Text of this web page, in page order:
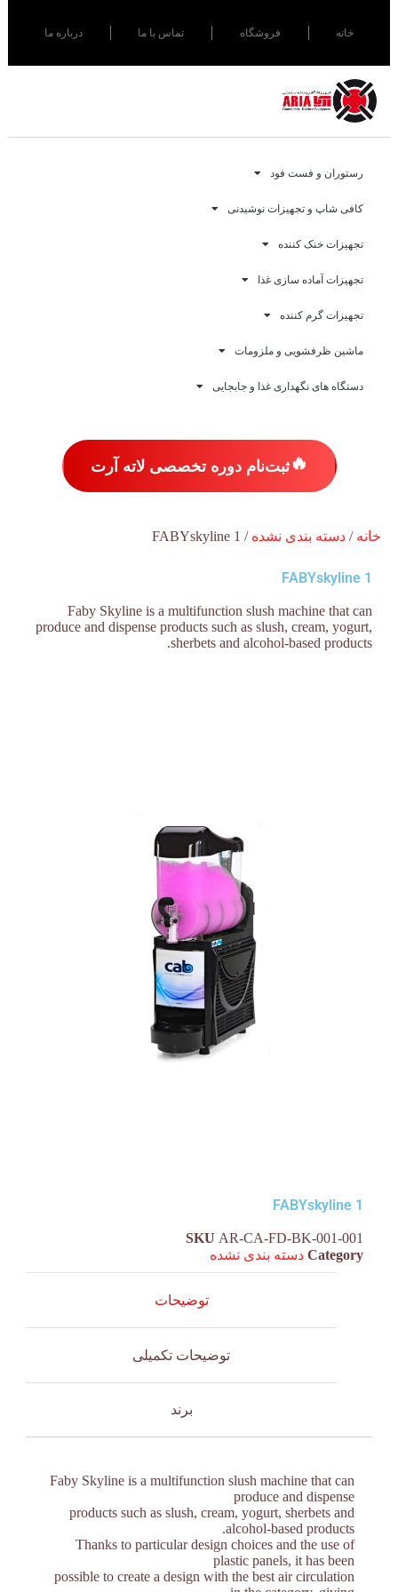
خانه فروشگاه تماس با ما درباره ما
رستوران و فست فود
کافی شاپ و تجهیزات نوشیدنی
تجهیزات خنک کننده
تجهیزات آماده سازی غذا
تجهیزات گرم کننده
ماشین ظرفشویی و ملزومات
دستگاه های نگهداری غذا و جابجایی
🔥ثبت‌نام دوره تخصصی لاته آرت
خانه / دسته بندی نشده / FABYskyline 1
FABYskyline 1
Faby Skyline is a multifunction slush machine that can
produce and dispense products such as slush, cream, yogurt,
sherbets and alcohol-based products.
FABYskyline 1
SKU AR-CA-FD-BK-001-001
Category دسته بندی نشده
توضیحات
توضیحات تکمیلی
برند
Faby Skyline is a multifunction slush machine that can
produce and dispense
products such as slush, cream, yogurt, sherbets and
alcohol-based products.
Thanks to particular design choices and the use of
plastic panels, it has been
possible to create a design with the best air circulation